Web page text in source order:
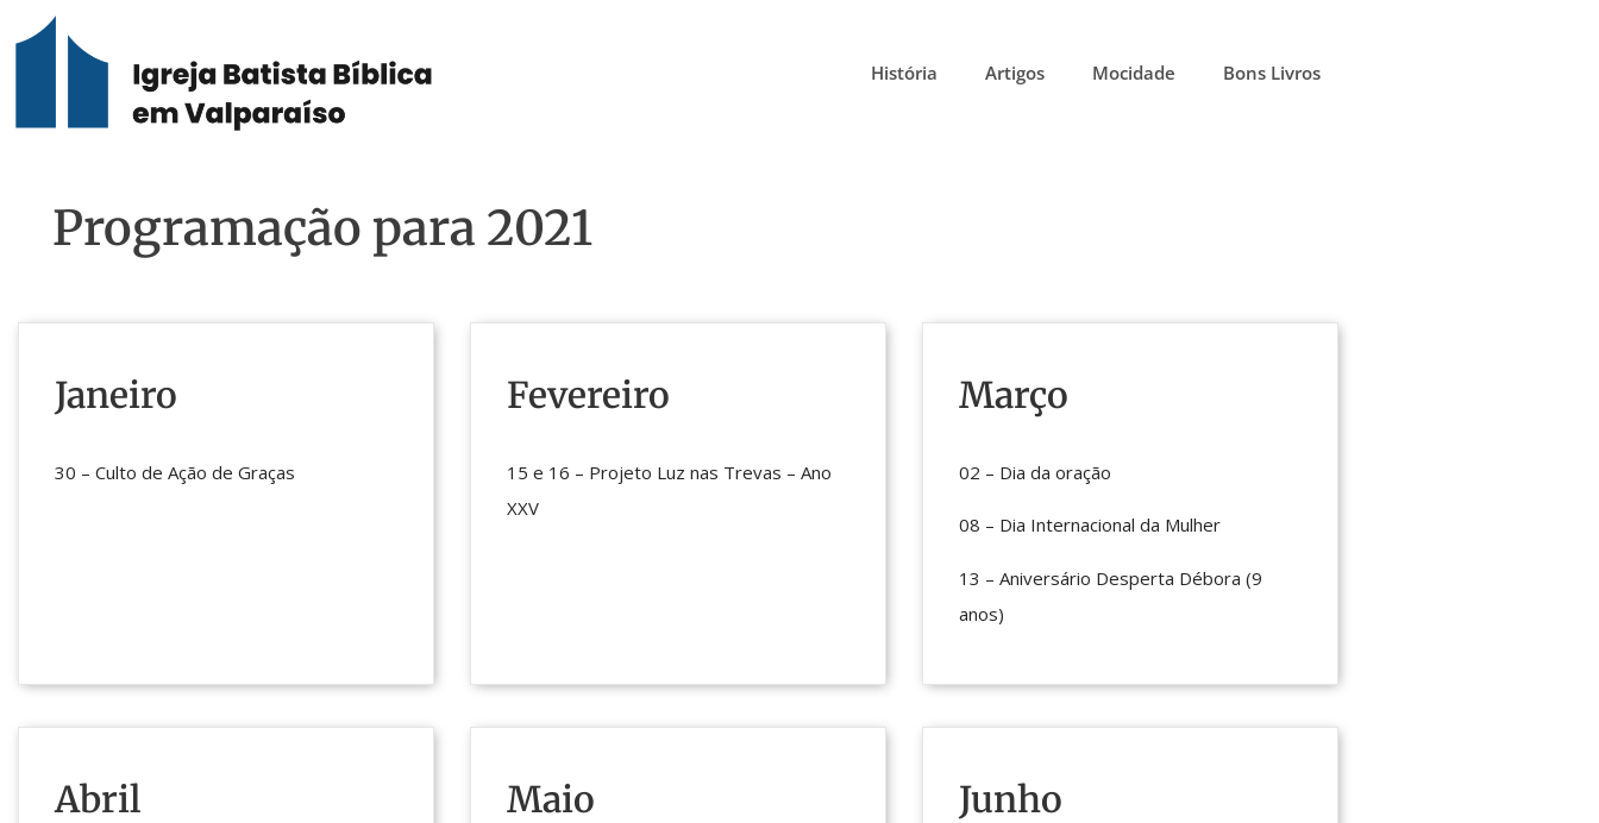
História Artigos Mocidade Bons Livros
Programação para 2021
Janeiro
30 – Culto de Ação de Graças
Fevereiro
15 e 16 – Projeto Luz nas Trevas – Ano
XXV
Março
02 – Dia da oração
08 – Dia Internacional da Mulher
13 – Aniversário Desperta Débora (9
anos)
Abril Maio Junho